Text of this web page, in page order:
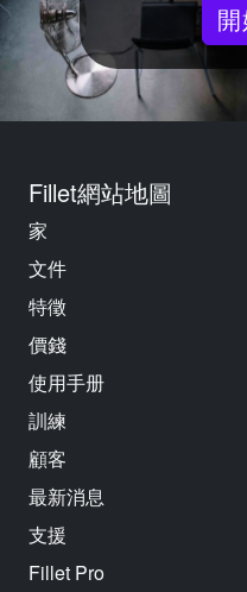
Fillet網站地圖
家
文件
特徵
價錢
使用手册
訓練
顧客
最新消息
支援
Fillet Pro